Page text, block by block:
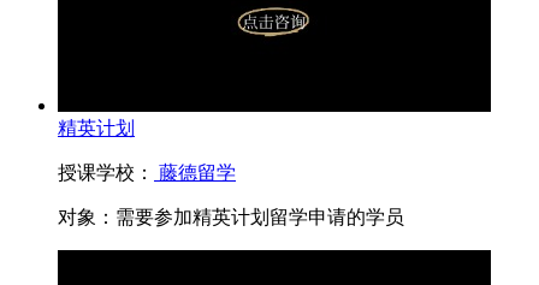
精英计划
授课学校： 藤德留学
对象： 需要参加精英计划留学申请的学员